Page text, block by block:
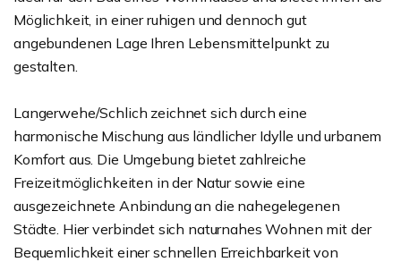
Möglichkeit, in einer ruhigen und dennoch gut
angebundenen Lage Ihren Lebensmittelpunkt zu
gestalten.
Langerwehe/Schlich zeichnet sich durch eine
harmonische Mischung aus ländlicher Idylle und urbanem
Komfort aus. Die Umgebung bietet zahlreiche
Freizeitmöglichkeiten in der Natur sowie eine
ausgezeichnete Anbindung an die nahegelegenen
Städte. Hier verbindet sich naturnahes Wohnen mit der
Bequemlichkeit einer schnellen Erreichbarkeit von